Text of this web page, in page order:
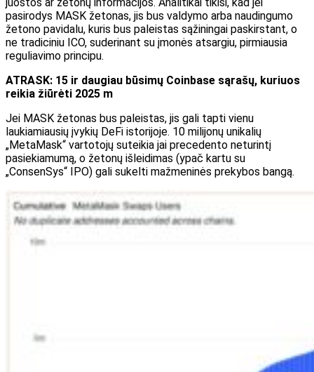
pasirodys MASK žetonas, jis bus valdymo arba naudingumo
žetono pavidalu, kuris bus paleistas sąžiningai paskirstant, o
ne tradiciniu ICO, suderinant su įmonės atsargiu, pirmiausia
reguliavimo principu.
ATRASK: 15 ir daugiau būsimų Coinbase sąrašų, kuriuos
reikia žiūrėti 2025 m
Jei MASK žetonas bus paleistas, jis gali tapti vienu
laukiamiausių įvykių DeFi istorijoje. 10 milijonų unikalių
„MetaMask“ vartotojų suteikia jai precedento neturintį
pasiekiamumą, o žetonų išleidimas (ypač kartu su
„ConsenSys“ IPO) gali sukelti mažmeninės prekybos bangą.